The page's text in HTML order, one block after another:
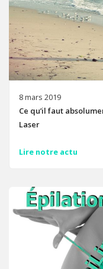
8 mars 2019
Ce qu’il faut
Laser
Lire notre actu